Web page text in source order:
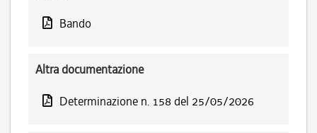
Bando
Altra documentazione
Determinazione n. 158 del 25/05/2026